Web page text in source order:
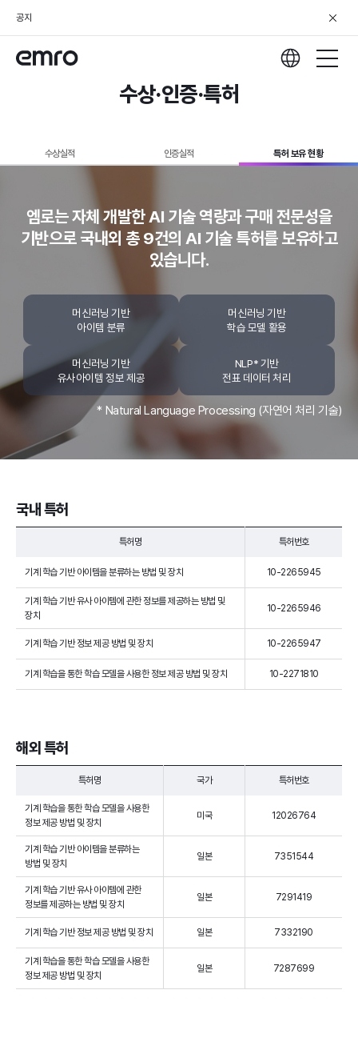
공지
수상·인증·특허
수상실적 인증실적 특허 보유 현황
엠로는 자체 개발한 AI 기술 역량과 구매 전문성을
기반으로국내외 총 9건의 AI 기술 특허를 보유하고
있습니다.
머신러닝 기반
아이템 분류
머신러닝 기반
학습 모델 활용
머신러닝 기반
유사아이템 정보 제공
NLP* 기반
전표 데이터 처리
* Natural Language Processing (자연어 처리 기술)
국내 특허
특허명 특허번호
기계 학습 기반 아이템을 분류하는 방법 및 장치 10-2265945
기계 학습 기반 유사 아이템에 관한 정보를 제공하는 방법 및
장치
10-2265946
기계 학습 기반 정보 제공 방법 및 장치 10-2265947
기계 학습을 통한 학습 모델을 사용한 정보 제공 방법 및 장치 10-2271810
해외 특허
특허명 국가 특허번호
기계 학습을 통한 학습 모델을 사용한
정보 제공 방법 및 장치
미국 12026764
기계 학습 기반 아이템을 분류하는
방법 및 장치
일본 7351544
기계 학습 기반 유사 아이템에 관한
정보를 제공하는 방법 및 장치
일본 7291419
기계 학습 기반 정보 제공 방법 및 장치 일본 7332190
기계 학습을 통한 학습 모델을 사용한
정보 제공 방법 및 장치
일본 7287699